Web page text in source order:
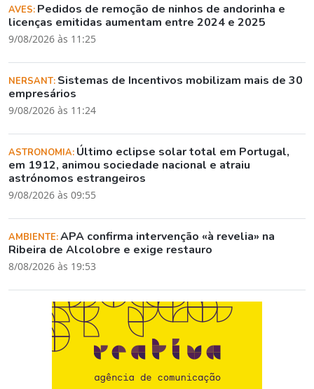
AVES: Pedidos de remoção de ninhos de andorinha e
licenças emitidas aumentam entre 2024 e 2025
9/08/2026 às 11:25
NERSANT: Sistemas de Incentivos mobilizam mais de 30
empresários
9/08/2026 às 11:24
ASTRONOMIA: Último eclipse solar total em Portugal,
em 1912, animou sociedade nacional e atraiu
astrónomos estrangeiros
9/08/2026 às 09:55
AMBIENTE:APA confirma intervenção «à revelia» na
Ribeira de Alcolobre e exige restauro
8/08/2026 às 19:53